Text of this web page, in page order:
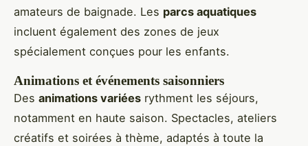
amateurs de baignade. Les parcs aquatiques
incluent également des zones de jeux
spécialement conçues pour les enfants.
Animations et événements saisonniers
Des animations variées rythment les séjours,
notamment en haute saison. Spectacles, ateliers
créatifs et soirées à thème, adaptés à toute la